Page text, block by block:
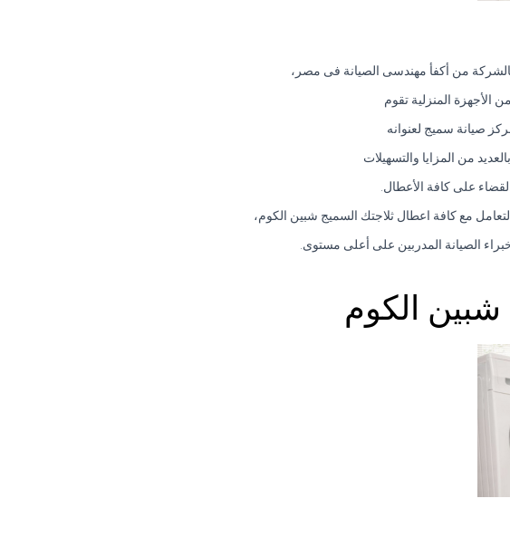
من أكفأ مهندسى الصيانة فى مصر،
المنزلية تقوم
صيانة سميج لعنوانه
من المزايا والتسهيلات
على كافة الأعطال.
مع كافة اعطال ثلاجتك السميج شبين الكوم،
الصيانة المدربين على أعلى مستوى.
الكوم